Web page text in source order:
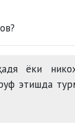
ёки
этишда